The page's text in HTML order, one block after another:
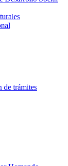
de trámites